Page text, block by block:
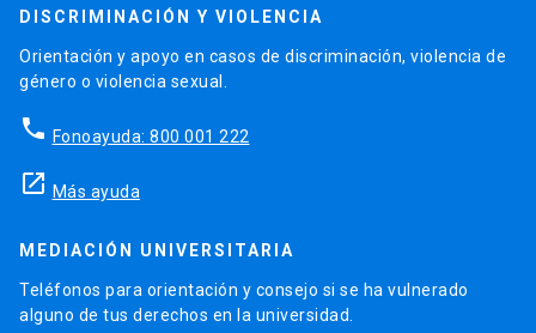
DISCRIMINACIÓN Y VIOLENCIA
Orientación y apoyo en casos de discriminación, violencia de
género o violencia sexual.
phone Fonoayuda: 800 001 222
launch Más ayuda
MEDIACIÓN UNIVERSITARIA
Teléfonos para orientación y consejo si se ha vulnerado
alguno de tus derechos en la universidad.